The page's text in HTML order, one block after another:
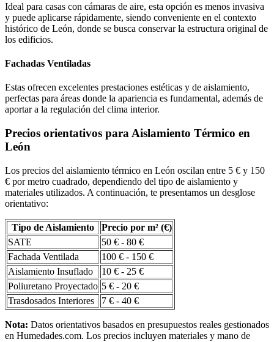
Ideal para casas con cámaras de aire, esta opción es menos invasiva
y puede aplicarse rápidamente, siendo conveniente en el contexto
histórico de León, donde se busca conservar la estructura original de
los edificios.
Fachadas Ventiladas
Estas ofrecen excelentes prestaciones estéticas y de aislamiento,
perfectas para áreas donde la apariencia es fundamental, además de
aportar a la regulación del clima interior.
Precios orientativos para Aislamiento Térmico en
León
Los precios del aislamiento térmico en León oscilan entre 5 € y 150
€ por metro cuadrado, dependiendo del tipo de aislamiento y
materiales utilizados. A continuación, te presentamos un desglose
orientativo:
Tipo de Aislamiento
Precio por m² (€)
SATE
50 € - 80 €
Fachada Ventilada
100 € - 150 €
Aislamiento Insuflado
10 € - 25 €
Poliuretano Proyectado 5 € - 20 €
Trasdosados Interiores
7 € - 40 €
Nota: Datos orientativos basados en presupuestos reales gestionados
en Humedades.com. Los precios incluyen materiales y mano de